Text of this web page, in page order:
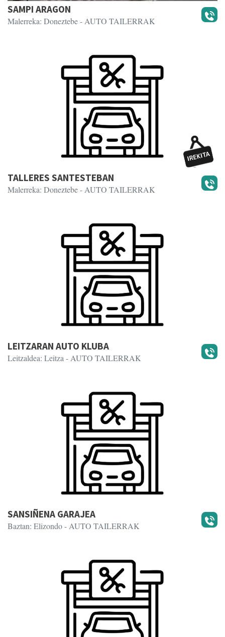
SAMPI ARAGON
Malerreka: Doneztebe- AUTO TAILERRAK
TALLERES SANTESTEBAN
Malerreka: Doneztebe- AUTO TAILERRAK
LEITZARAN AUTO KLUBA
Leitzaldea: Leitza - AUTO TAILERRAK
SANSIÑENA GARAJEA
Baztan: Elizondo- AUTO TAILERRAK